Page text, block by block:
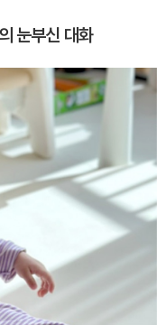
눈부신 대화